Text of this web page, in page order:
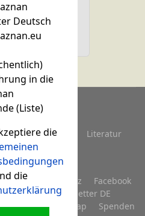
Deutsch
in die
(Liste)
die
die
für die
Treffen/Seminare
Literatur
Datenschutz
Facebook
Links
Newsletter DE
Sitemap
Spenden